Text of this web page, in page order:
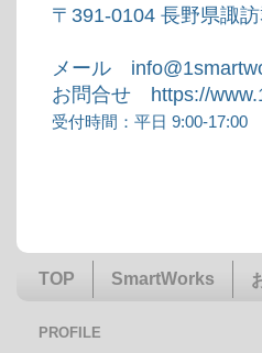
〒391-0104 長野県諏
メール
お問合せ https://
受付時間：平日 9:00-17:00
TOP SmartWorks
PROFILE